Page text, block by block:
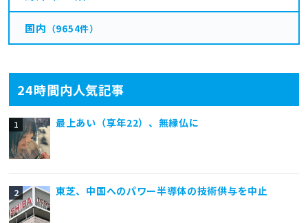
24時間内人気記事
最上あい（享年22）、無縁仏に
東芝、中国へのパワー半導体の技術供与を中止
国内 （9654件）